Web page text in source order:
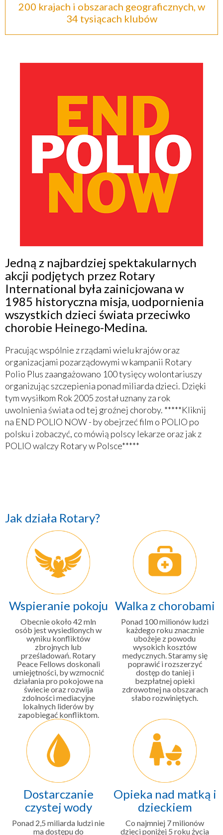
200 krajach i obszarach geograficznych, w
34 tysiącach klubów
Jedną z najbardziej spektakularnych
akcji podjętych przez Rotary
International była zainicjowana w
1985 historyczna misja, uodpornienia
wszystkich dzieci świata przeciwko
chorobie Heinego-Medina.
Pracując wspólnie z rządami wielu krajów oraz
organizacjami pozarządowymi w kampanii Rotary
Polio Plus zaangażowano 100 tysięcy wolontariuszy
organizując szczepienia ponad miliarda dzieci. Dzięki
tym wysiłkom Rok 2005 został uznany za rok
uwolnienia świata od tej groźnej choroby. *****Kliknij
na END POLIO NOW - by obejrzeć film o POLIO po
polsku i zobaczyć, co mówią polscy lekarze oraz jak z
POLIO walczy Rotary w Polsce*****
Jak działa Rotary?
Wspieranie pokoju
Obecnie około 42 mln
osób jest wysiedlonych w
wyniku konfliktów
zbrojnych lub
prześladowań. Rotary
Peace Fellows doskonali
umiejętności, by wzmocnić
działania pro pokojowe na
świecie oraz rozwija
zdolności mediacyjne
lokalnych liderów by
zapobiegać konfliktom.
Walka z chorobami
Ponad 100 milionów ludzi
każdego roku znacznie
ubożeje z powodu
wysokich kosztów
medycznych. Staramy się
poprawić i rozszerzyć
dostęp do taniej i
bezpłatnej opieki
zdrowotnej na obszarach
słabo rozwiniętych.
Dostarczanie
czystej wody
Ponad 2,5 miliarda ludzi nie
ma dostępu do
Opieka nad matką i
dzieckiem
Co najmniej 7 milionów
dzieci poniżej 5 roku życia